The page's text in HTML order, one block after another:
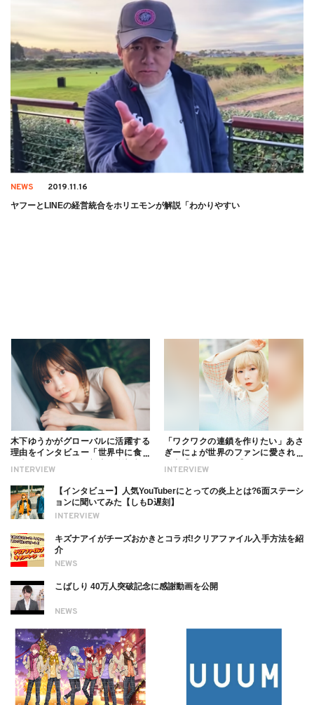
NEWS 2019.11.16
ヤフーとLINEの経営統合をホリエモンが解説「わかりやすい
INTERVIEW
木下ゆうかがグローバルに活躍する
理由をインタビュー「世界中に食べ
ついても
INTERVIEW
「ワクワクの連鎖を作りたい」あさ
ぎーにょが世界のファンに愛される
INTERVIEW
【インタビュー】人気YouTuberにとっての炎上とは?6面ステーシ
ョンに聞いてみた【しもD遅刻】
NEWS
キズナアイがチーズおかきとコラボ!クリアファイル入手方法を紹
介
NEWS
こばしり 40万人突破記念に感謝動画を公開